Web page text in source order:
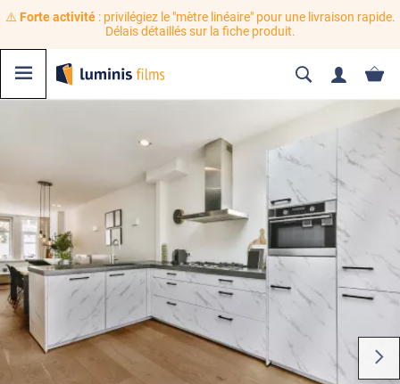
⚠️ Forte activité: privilégiez le "mètre linéaire" pour une livraison rapide.
Délais détaillés sur la fiche produit.